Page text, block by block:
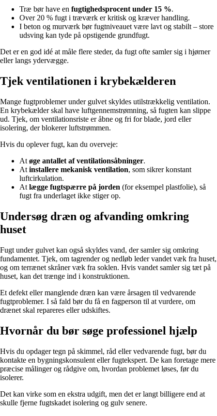
Træ bør have en fugtighedsprocent under 15 %.
Over 20 % fugt i træværk er kritisk og kræver handling.
I beton og murværk bør fugtniveauet være lavt og stabilt – store
udsving kan tyde på opstigende grundfugt.
Det er en god idé at måle flere steder, da fugt ofte samler sig i hjørner
eller langs ydervægge.
Tjek ventilationen i krybekælderen
Mange fugtproblemer under gulvet skyldes utilstrækkelig ventilation.
En krybekælder skal have luftgennemstrømning, så fugten kan slippe
ud. Tjek, om ventilationsriste er åbne og fri for blade, jord eller
isolering, der blokerer luftstrømmen.
Hvis du oplever fugt, kan du overveje:
At øge antallet af ventilationsåbninger.
At installere mekanisk ventilation, som sikrer konstant
luftcirkulation.
At lægge fugtspærre på jorden (for eksempel plastfolie), så
fugt fra underlaget ikke stiger op.
Undersøg dræn og afvanding omkring
huset
Fugt under gulvet kan også skyldes vand, der samler sig omkring
fundamentet. Tjek, om tagrender og nedløb leder vandet væk fra huset,
og om terrænet skråner væk fra soklen. Hvis vandet samler sig tæt på
huset, kan det trænge ind i konstruktionen.
Et defekt eller manglende dræn kan være årsagen til vedvarende
fugtproblemer. I så fald bør du få en fagperson til at vurdere, om
drænet skal repareres eller udskiftes.
Hvornår du bør søge professionel hjælp
Hvis du opdager tegn på skimmel, råd eller vedvarende fugt, bør du
kontakte en bygningskonsulent eller fugtekspert. De kan foretage mere
præcise målinger og rådgive om, hvordan problemet løses, før du
isolerer.
Det kan virke som en ekstra udgift, men det er langt billigere end at
skulle fjerne fugtskadet isolering og gulv senere.